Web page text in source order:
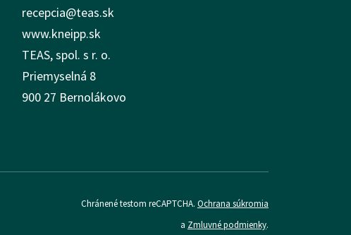
recepcia@teas.sk
www.kneipp.sk
TEAS, spol. s r. o.
Priemyselná 8
900 27 Bernolákovo
Chránené testom reCAPTCHA. Ochrana súkromia
a Zmluvné podmienky.